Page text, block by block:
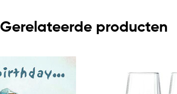
Gerelateerde producten